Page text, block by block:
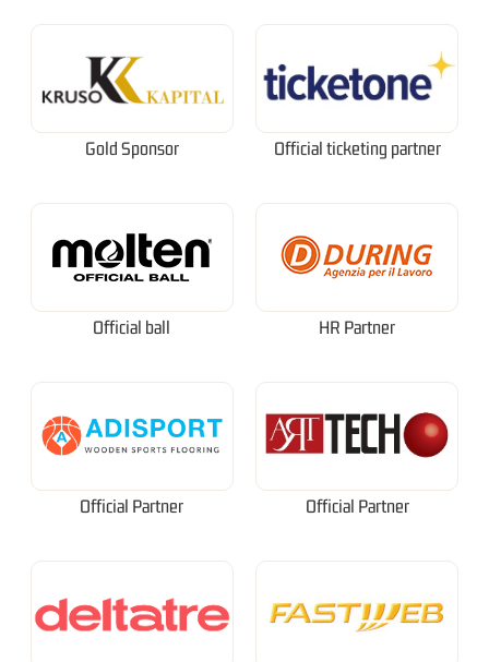
Gold Sponsor Official ticketing partner
Official ball HR Partner
Official Partner Official Partner